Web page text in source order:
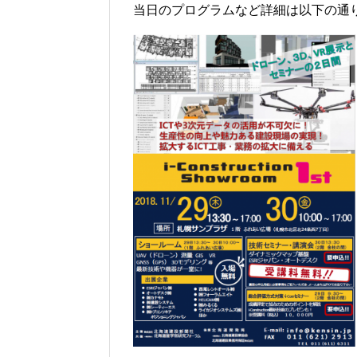
当日のプログラムなど詳細は以下の通